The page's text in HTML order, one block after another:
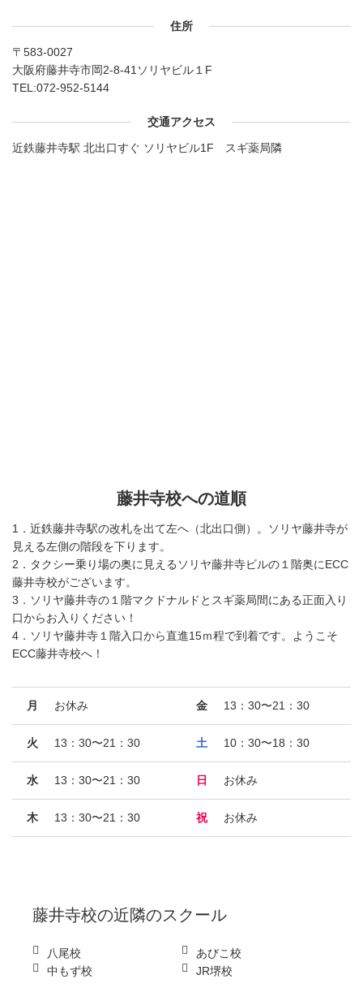
住所
〒583-0027
大阪府藤井寺市岡2-8-41ソリヤビル１F
TEL:072-952-5144
交通アクセス
近鉄藤井寺駅 北出口すぐ ソリヤビル1F スギ薬局隣
藤井寺校への道順
1．近鉄藤井寺駅の改札を出て左へ（北出口側）。ソリヤ藤井寺が
見える左側の階段を下ります。
2．タクシー乗り場の奥に見えるソリヤ藤井寺ビルの１階奥にECC
藤井寺校がございます。
3．ソリヤ藤井寺の１階マクドナルドとスギ薬局間にある正面入り
口からお入りください！
4．ソリヤ藤井寺１階入口から直進15ｍ程で到着です。ようこそ
ECC藤井寺校へ！
月 お休み
火 13：30〜21：30
水 13：30〜21：30
木 13：30〜21：30
金 13：30〜21：30
土 10：30〜18：30
日 お休み
祝 お休み
藤井寺校の近隣のスクール
八尾校
あびこ校
中もず校
JR堺校